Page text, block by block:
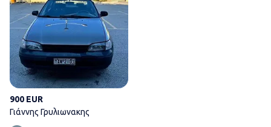
900 EUR
Γιάννης Γρυλιωνακης